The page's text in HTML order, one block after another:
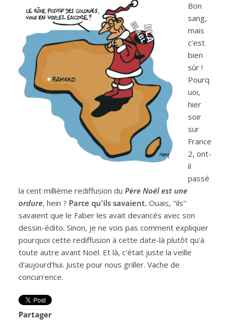
Bon
sang,
mais
c'est
bien
sûr !
Pourq
uoi,
hier
soir
sur
France
2, ont-
il
passé
la cent millième rediffusion du Père Noël est une
ordure, hein ? Parce qu'ils savaient. Ouais, "ils"
savaient que le Faber les avait devancés avec son
dessin-édito. Sinon, je ne vois pas comment expliquer
pourquoi cette rediffusion à cette date-là plutôt qu'à
toute autre avant Noël. Et là, c'était juste la veille
d'aujourd'hui. Juste pour nous griller. Vache de
concurrence.
Partager